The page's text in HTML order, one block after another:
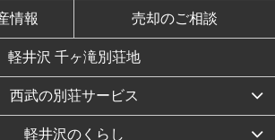
情報 売却のご相談
軽井沢 千ヶ滝別荘地
西武の別荘サービス
軽井沢のくらし